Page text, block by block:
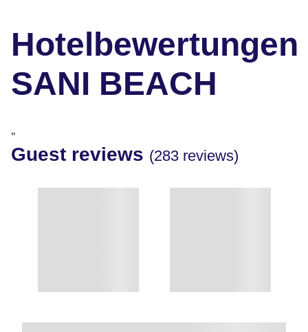
Hotelbewertungen
SANI BEACH
"
Guest reviews (283 reviews)